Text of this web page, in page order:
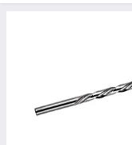
значительно